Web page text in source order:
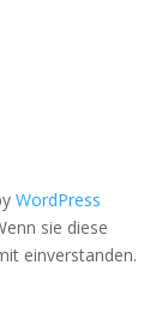
WordPress
sie diese
einverstanden.